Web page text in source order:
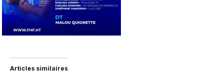
Articles similaires